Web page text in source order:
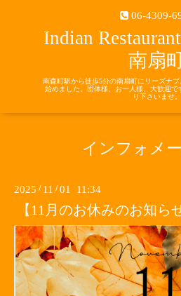
06-4309-
Indian
南扇
南森町駅から徒歩5分の南扇町にリーズナ
始めました。団体様、お一人様、大歓迎
り下さいませ。
インフォメ
2025 / 11 /01 11:34
【11月のお休みのお知ら